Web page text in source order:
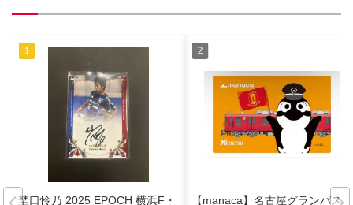
埜口怜乃 2025 EPOCH 横浜F・ 【manaca】名古屋グランパス×